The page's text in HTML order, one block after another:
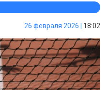
26 февраля 2026 | 18:02